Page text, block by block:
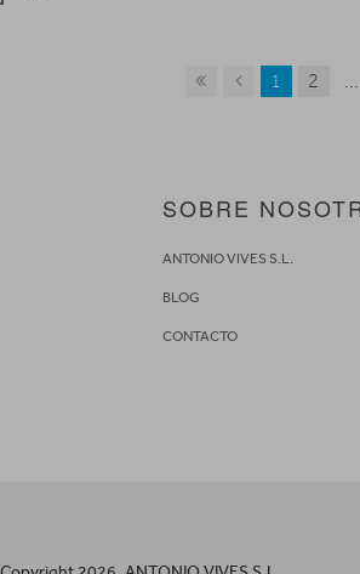
1 2 ...
SOBRE
ANTONIO VIVES S.L.
BLOG
CONTACTO